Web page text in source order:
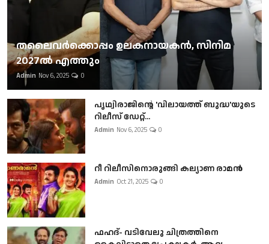
തലൈവര്‍ക്കൊപ്പം ഉലകനായകന്‍, സിനിമ
2027ല്‍ എത്തും
Admin Nov 6, 2025 0
പൃഥ്വിരാജിന്റെ 'വിലായത്ത് ബുദ്ധ'യുടെ
റിലീസ് ഡേറ്റ്...
Admin Nov 6, 2025 0
റീ റിലീസിനൊരുങ്ങി കല്യാണ രാമൻ
Admin Oct 21, 2025 0
ഫഹദ്- വടിവേലു ചിത്രത്തിനെ